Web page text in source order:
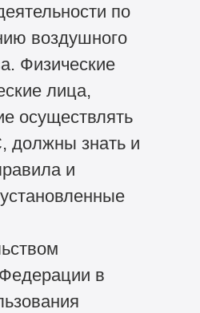
по
воздушного
Физические
лица,
осуществлять
должны знать и
и
в